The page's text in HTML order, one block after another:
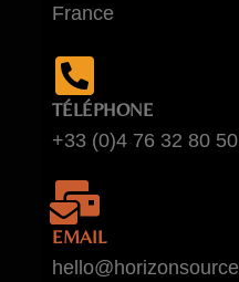
France
TÉLÉPHONE
+33 (0)4 76 32 80 50
EMAIL